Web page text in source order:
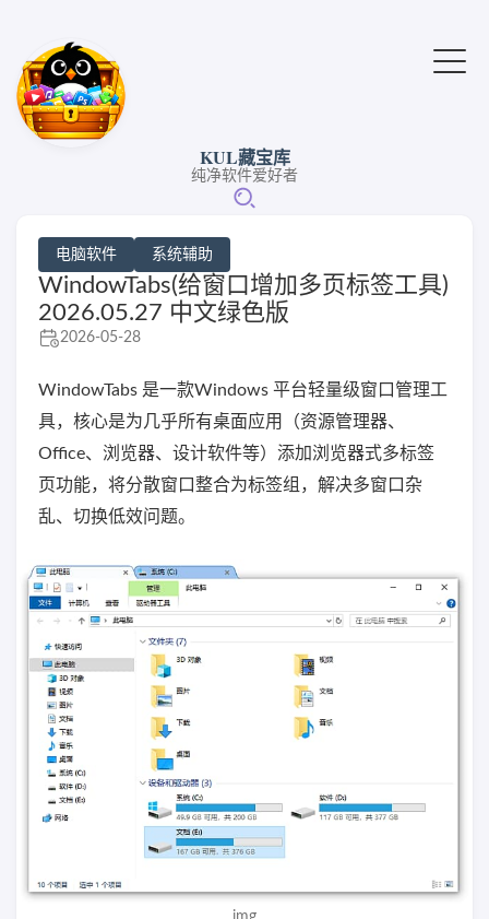
KUL藏宝库
纯净软件爱好者
电脑软件 系统辅助
WindowTabs(给窗口增加多页标签工具)
2026.05.27 中文绿色版
2026-05-28
WindowTabs 是一款Windows 平台轻量级窗口管理工
具，核心是为几乎所有桌面应用（资源管理器、
Office、浏览器、设计软件等）添加浏览器式多标签
页功能，将分散窗口整合为标签组，解决多窗口杂
乱、切换低效问题。